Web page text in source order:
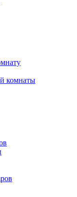
комнаты